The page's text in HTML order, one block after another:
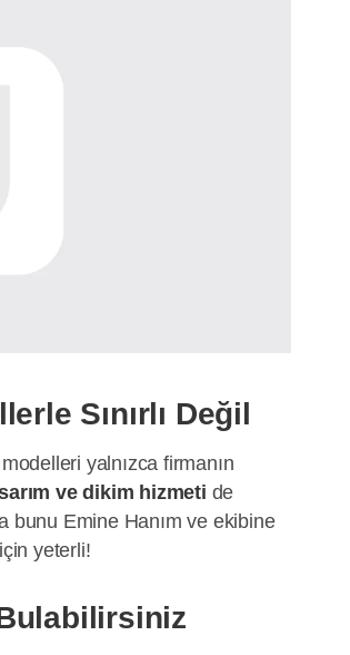
Sınırlı Değil
yalnızca firmanın
ve dikim hizmeti de
bunu Emine Hanım ve ekibine
yeterli!